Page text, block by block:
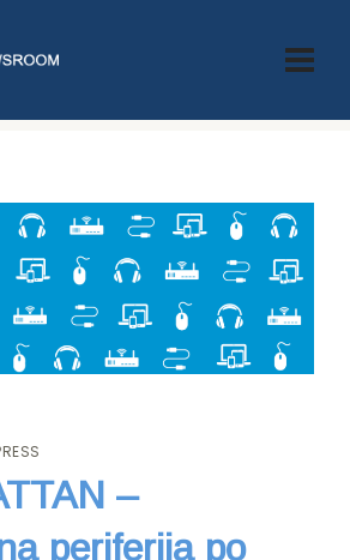
– KVALITETNA PERIFERIJA PO
–
periferija po